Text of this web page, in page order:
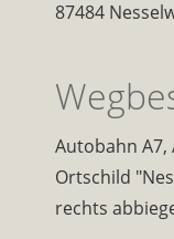
87484
Autobahn A7,
Ortschild
rechts